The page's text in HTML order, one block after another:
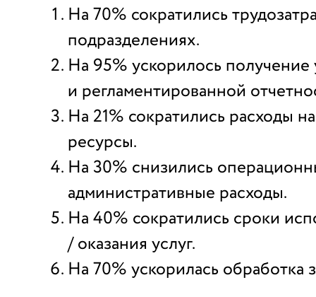
На 70% сократились
подразделениях.
На 95% ускорилось получение
и регламентированной
На 21% сократились расходы
ресурсы.
На 30% снизились
административные расходы.
На 40% сократились сроки
/ оказания услуг.
На 70% ускорилась обработка